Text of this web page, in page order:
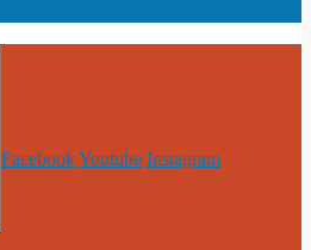
FacebookYoutube Instagram